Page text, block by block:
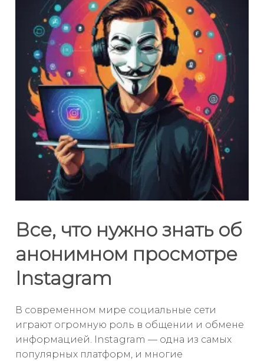
Все, что нужно знать об
анонимном просмотре
Instagram
В современном мире социальные сети
играют огромную роль в общении и обмене
информацией. Instagram — одна из самых
популярных платформ, и многие